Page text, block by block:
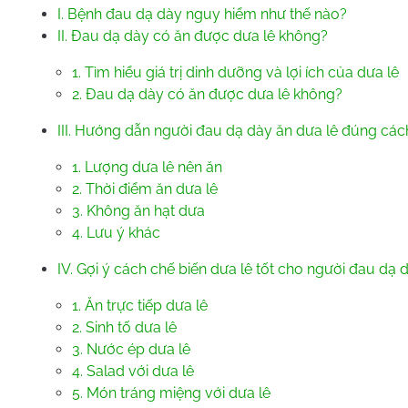
I. Bệnh đau dạ dày nguy hiểm như thế nào?
II. Đau dạ dày có ăn được dưa lê không?
1. Tìm hiểu giá trị dinh dưỡng và lợi ích của dưa lê
2. Đau dạ dày có ăn được dưa lê không?
III. Hướng dẫn người đau dạ dày ăn dưa lê đúng
1. Lượng dưa lê nên ăn
2. Thời điểm ăn dưa lê
3. Không ăn hạt dưa
4. Lưu ý khác
IV. Gợi ý cách chế biến dưa lê tốt cho người đau dạ
1. Ăn trực tiếp dưa lê
2. Sinh tố dưa lê
3. Nước ép dưa lê
4. Salad với dưa lê
5. Món tráng miệng với dưa lê